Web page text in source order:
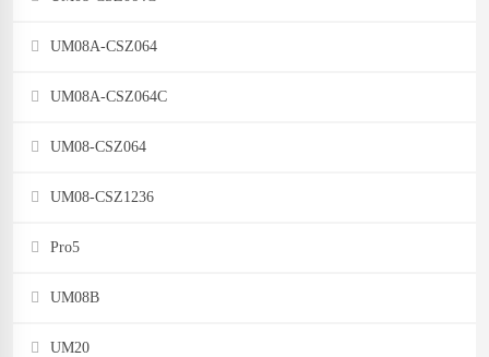
UM08A-CSZ064
UM08A-CSZ064C
UM08-CSZ064
UM08-CSZ1236
Pro5
UM08B
UM20